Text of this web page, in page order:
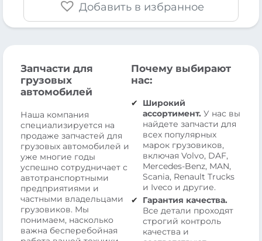
Добавить в избранное
Запчасти для
грузовых
автомобилей
Наша компания
специализируется на
продаже запчастей для
грузовых автомобилей и
уже многие годы
успешно сотрудничает с
автотранспортными
предприятиями и
частными владельцами
грузовиков. Мы
понимаем, насколько
важна бесперебойная
Почему выбирают
нас:
Широкий
ассортимент. У нас вы
найдете запчасти для
всех популярных
марок грузовиков,
включая Volvo, DAF,
Mercedes-Benz, MAN,
Scania, Renault Trucks
и Iveco и другие.
Гарантия качества.
Все детали проходят
строгий контроль
качества и